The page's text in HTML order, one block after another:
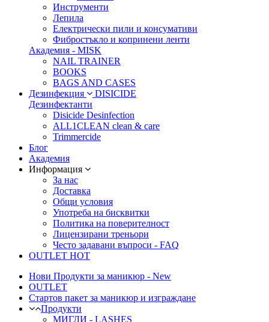
Инструменти
Лепила
Електрически пили и консумативи
Фибростъкло и копринени ленти
Академия - MISK
NAIL TRAINER
BOOKS
BAGS AND CASES
Дезинфекция
DISICIDE
Дезинфектанти
Disicide Desinfection
ALL1CLEAN clean & care
Trimmercide
Блог
Академия
Информация
За нас
Доставка
Общи условия
Употреба на бисквитки
Политика на поверителност
Лицензирани треньори
Често задавани въпроси - FAQ
OUTLET HOT
Нови Продукти за маникюр - New
OUTLET
Стартов пакет за маникюр и изграждане
Продукти
МИГЛИ - LASHES